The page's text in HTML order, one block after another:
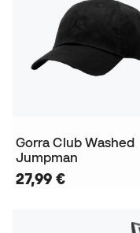
Gorra Club Washed
Jumpman
27,99 €